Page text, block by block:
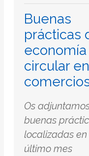
Buenas
prácticas
economía
circular
Os
buenas
localizadas en
último mes